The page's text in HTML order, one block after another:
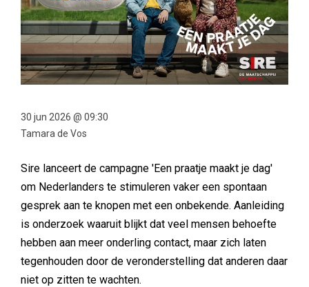
30 jun 2026 @ 09:30
Tamara de Vos
Sire lanceert de campagne 'Een praatje maakt je dag'
om Nederlanders te stimuleren vaker een spontaan
gesprek aan te knopen met een onbekende. Aanleiding
is onderzoek waaruit blijkt dat veel mensen behoefte
hebben aan meer onderling contact, maar zich laten
tegenhouden door de veronderstelling dat anderen daar
niet op zitten te wachten.